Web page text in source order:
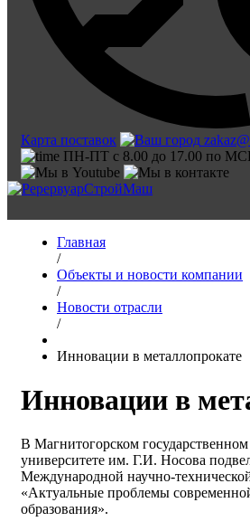
Карта поставок
ПН-ПТ с 8.00 до 17.00 по
Главная
/
Объекты и новости компании
/
Новости отрасли
/
Инновации в металлопрокате
Инновации в
В Магнитогорском
университете им. Г.И. Носова
Международной научно-
«Актуальные проблемы
образования».